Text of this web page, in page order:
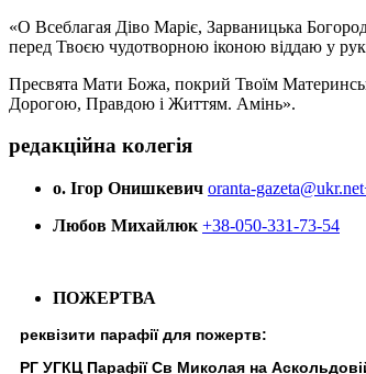
«О Всеблагая Діво Маріє, Зарваницька
перед Твоєю чудотворною іконою віддаю у
Пресвята Мати Божа, покрий Твоїм
Дорогою, Правдою і Життям. Амінь».
редакційна колегія
о. Ігор Онишкевич oranta-gazeta@ukr.net
Любов Михайлюк +38-050-331-73-54
ПОЖЕРТВА
реквізити парафії для пожертв:
РГ УГКЦ Парафії Св Миколая на